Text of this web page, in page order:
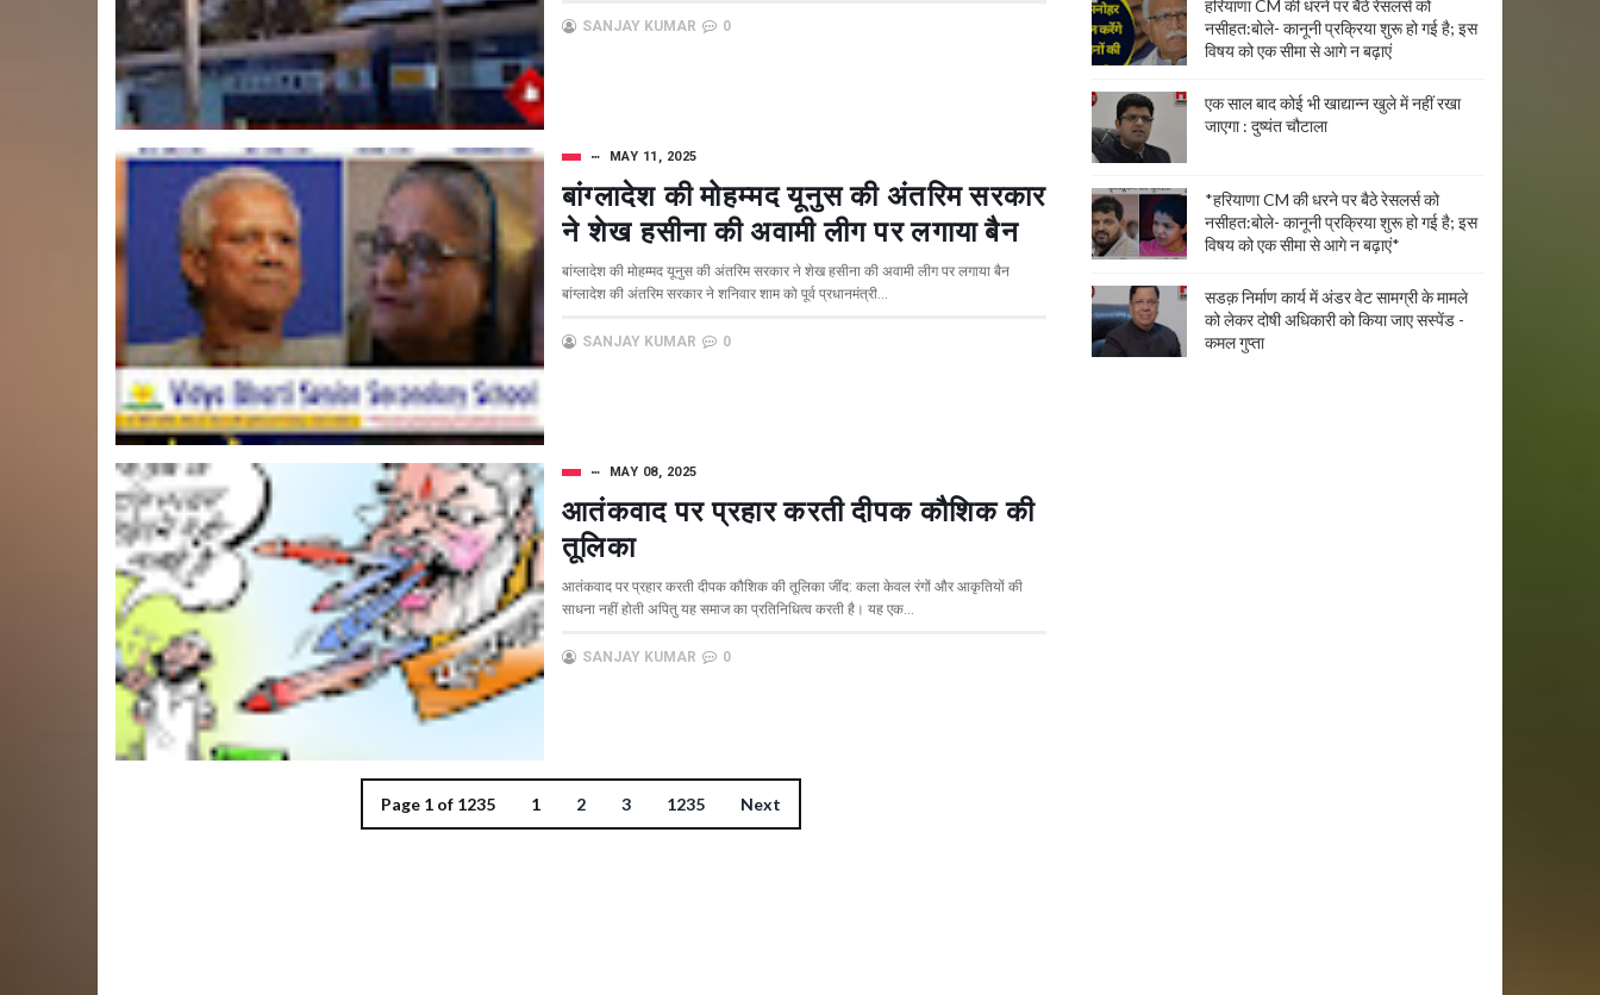
SANJAY KUMAR 0
MAY 11, 2025
बांग्लादेश की मोहम्मद यूनुस की अंतरिम सरकार
ने शेख हसीना की अवामी लीग पर लगाया बैन
बांग्लादेश की मोहम्मद यूनुस की अंतरिम सरकार ने शेख हसीना की अवामी लीग पर लगाया बैन
बांग्लादेश की अंतरिम सरकार ने शनिवार शाम को पूर्व प्रधानमंत्री...
SANJAY KUMAR 0
MAY 08, 2025
आतंकवाद पर प्रहार करती दीपक कौशिक की
तूलिका
आतंकवाद पर प्रहार करती दीपक कौशिक की तूलिका जींद: कला केवल रंगों और आकृतियों की
साधना नहीं होती अपितु यह समाज का प्रतिनिधित्व करती है। यह एक...
SANJAY KUMAR 0
Page 1 of 1235 1 2 3 1235 Next
हरियाणा CM की धरने पर बैठे रेसलर्स को
नसीहत:बोले- कानूनी प्रक्रिया शुरू हो गई है; इस
विषय को एक सीमा से आगे न बढ़ाएं
एक साल बाद कोई भी खाद्यान्न खुले में नहीं रखा
जाएगा : दुष्यंत चौटाला
*हरियाणा CM की धरने पर बैठे रेसलर्स को
नसीहत:बोले- कानूनी प्रक्रिया शुरू हो गई है; इस
विषय को एक सीमा से आगे न बढ़ाएं*
सडक़ निर्माण कार्य में अंडर वेट सामग्री के मामले
को लेकर दोषी अधिकारी को किया जाए सस्पेंड -
कमल गुप्ता